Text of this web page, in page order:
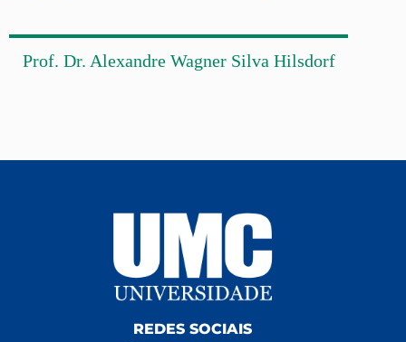
Prof. Dr. Alexandre Wagner Silva Hilsdorf
REDES SOCIAIS